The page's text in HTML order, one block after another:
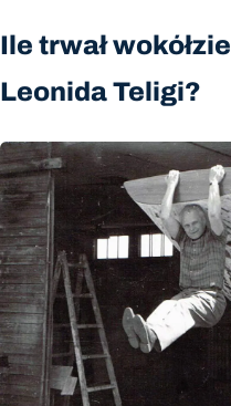
Ile trwał
Leonida Teligi?